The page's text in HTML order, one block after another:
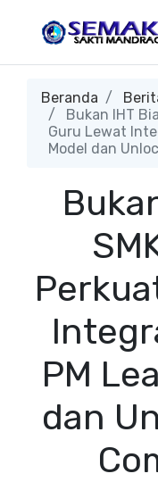
Beranda
Bukan IHT
Guru Lewat
Model dan
PM
dan